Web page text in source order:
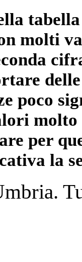
molti
poco
per
la